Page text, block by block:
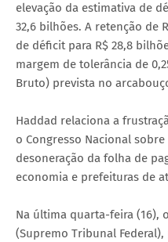
elevação da estimativa de
32,6 bilhões. A retenção de
de déficit para R$ 28,8
margem de tolerância de
Bruto) prevista no
Haddad relaciona a
o Congresso Nacional
desoneração da folha de
economia e prefeituras de
Na última quarta-feira (16),
(Supremo Tribunal